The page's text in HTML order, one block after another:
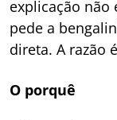
explicação não
pede a
direta. A razão
O porquê